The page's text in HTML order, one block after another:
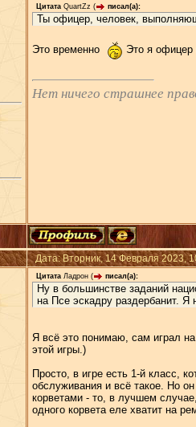
Цитата QuartZz ( писал(а):
Ты офицер, человек,
Это временно Это я офицер
Нет ничего страшнее
Дата: Вторник, 14 Февраля 2023,
Цитата Ладрон ( писал(а):
Ну в большинстве заданий
на Псе эскадру раздербанит.
Я всё это понимаю, сам играл
этой игры.)
Просто, в игре есть 1-й класс,
обслуживания и всё такое. Но
корветами - то, в лучшем
одного корвета еле хватит на